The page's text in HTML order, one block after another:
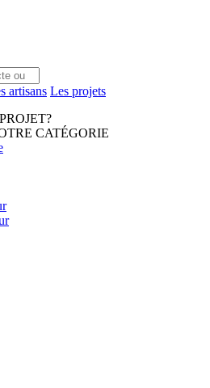
artisans Les projets
CATÉGORIE